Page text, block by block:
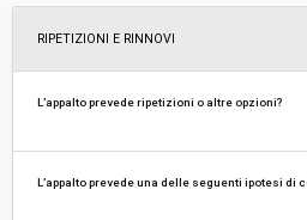
RIPETIZIONI E RINNOVI
L’appalto prevede ripetizioni o altre opzioni?
L’appalto prevede una delle seguenti ipotesi di